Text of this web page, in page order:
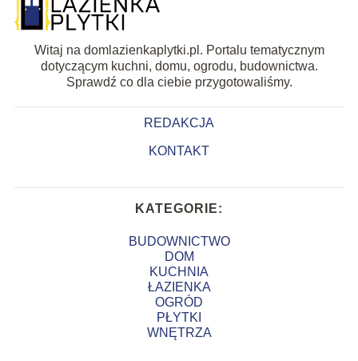
Witaj na domlazienkaplytki.pl. Portalu tematycznym
dotyczącym kuchni, domu, ogrodu, budownictwa.
Sprawdź co dla ciebie przygotowaliśmy.
REDAKCJA
KONTAKT
KATEGORIE:
BUDOWNICTWO
DOM
KUCHNIA
ŁAZIENKA
OGRÓD
PŁYTKI
WNĘTRZA